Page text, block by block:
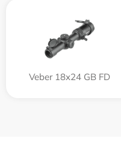
Veber 18x24 GB FD